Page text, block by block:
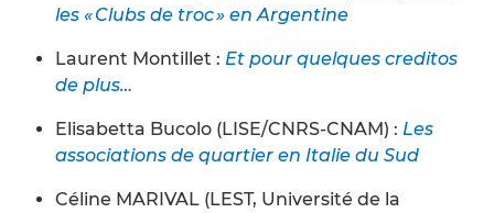
les « Clubs de troc » en Argentine
Laurent Montillet : Et pour quelques creditos
de plus…
Elisabetta Bucolo (LISE/CNRS-CNAM) : Les
associations de quartier en Italie du Sud
Céline MARIVAL (LEST, Université de la